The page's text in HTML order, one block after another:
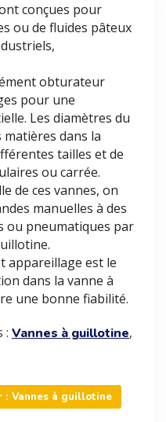
conçues pour
ou de fluides pâteux
obturateur
pour une
Les diamètres du
dans la
tailles et de
ou carrée.
de ces vannes, on
manuelles à des
ou pneumatiques par
appareillage est le
dans la vanne à
une bonne fiabilité.
: Vannes à guillotine,
: Vannes à guillotine